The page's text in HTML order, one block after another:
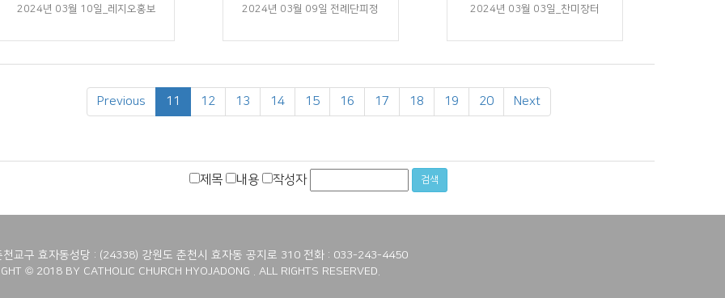
2024년 03월 10일_레지오홍보 2024년 03월 09일 전례단피정 2024년 03월 03일_찬미장터
Previous 11 12 13 14 15 16 17 18 19 20 Next
제목 내용 작성자 검색
천교구 효자동성당 : (24338) 강원도 춘천시 효자동 공지로 310 전화 : 033-243-4450
© 2018 BY CATHOLIC CHURCH HYOJADONG . ALL RIGHTS RESERVED.